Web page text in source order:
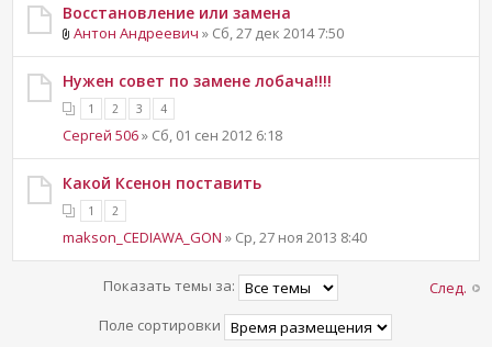
Восстановление или замена
Aнтон Андреевич » Сб, 27 дек 2014 7:50
Нужен совет по замене лобача!!!!
1 2 3 4
Сергей 506» Сб, 01 сен 2012 6:18
Какой Ксенон поставить
1 2
makson_CEDIAWA_GON » Ср, 27 ноя 2013 8:40
След.
Показать темы за:
Поле сортировки